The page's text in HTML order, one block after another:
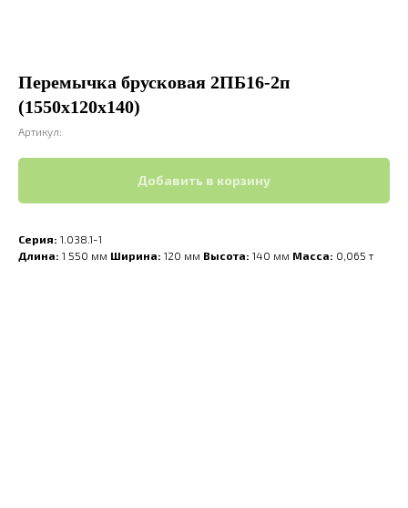
Перемычка брусковая 2ПБ16-2п
(1550х120х140)
Артикул:
Добавить в корзину
Серия: 1.038.1-1
Длина: 1 550 мм Ширина: 120 мм Высота: 140 мм Масса: 0,065 т